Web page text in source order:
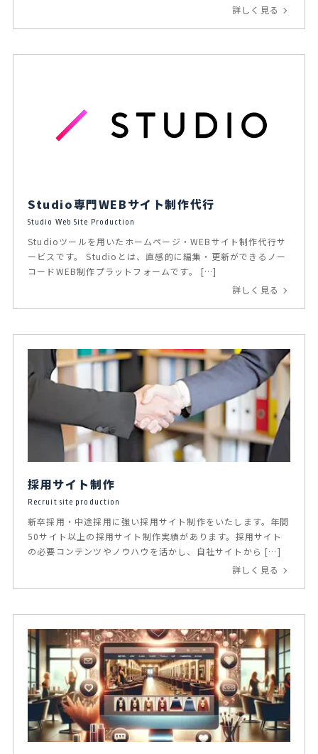
詳しく見る
Studio専門WEBサイト制作代行
Studio Web Site Production
Studioツールを用いたホームページ・WEBサイト制作代行サ
ービスです。 Studioとは、直感的に編集・更新ができるノー
コードWEB制作プラットフォームです。 […]
詳しく見る
採用サイト制作
Recruit site production
新卒採用・中途採用に強い採用サイト制作をいたします。年間
50サイト以上の採用サイト制作実績があります。採用サイト
の必要コンテンツやノウハウを活かし、自社サイトから […]
詳しく見る